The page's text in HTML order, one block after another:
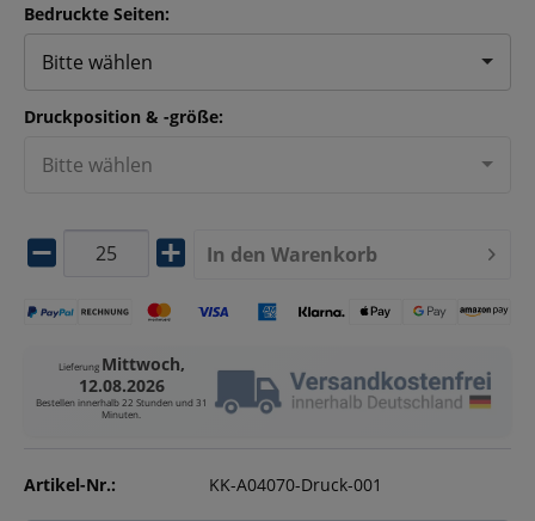
Lieferung Mittwoch,
12.08.2026
Bestellen innerhalb22 Stunden und 31
Minuten.
Bedruckte Seiten:
Bitte wählen
Druckposition & -größe:
Bitte wählen
In den Warenkorb
Artikel-Nr.: KK-A04070-Druck-001